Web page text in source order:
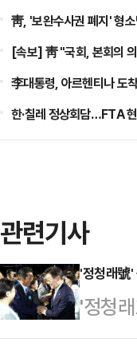
靑, '보완수사권 폐지' 형
[속보] 靑 "국회, 본회의
李대통령, 아르헨티나 도
한·칠레 정상회담…FTA
관련기사
'정청래號'
'정청
있다.